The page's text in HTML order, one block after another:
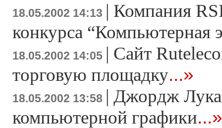
18.05.2002 14:13 | Компания
конкурса “Компьютерная
18.05.2002 14:05 | Сайт
торговую площадку...»
18.05.2002 13:58 | Джордж
компьютерной графики...»